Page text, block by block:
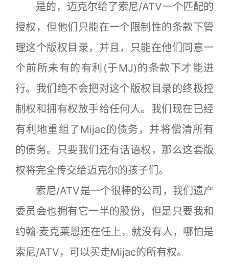
是的，迈克尔给了索尼/ATV一个匹配的
授权，但他们只能在一个限制性的条款下管
理这个版权目录，并且，只能在他们同意一
个前所未有的有利(于MJ)的条款下才能进
行。我们绝不会把对这个版权目录的终极控
制权和拥有权放手给任何人。我们现在已经
有利地重组了Mijac的债务，并将偿清所有
的债务。只要我们还有话语权，那么这套版
权将完全传交给迈克尔的孩子们。
索尼/ATV是一个很棒的公司，我们遗产
委员会也拥有它一半的股份，但是只要我和
约翰·麦克莱恩还在任上，就没有人，哪怕是
索尼/ATV，可以买走Mijac的所有权。